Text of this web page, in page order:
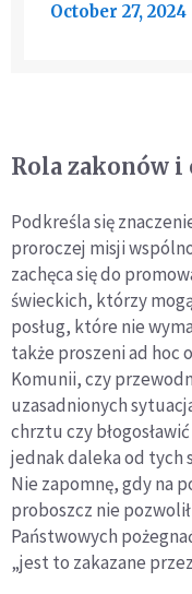
October 27, 2024
Rola zakonów
Podkreśla się
proroczej misji
zachęca się do
świeckich, którzy
posług, które nie
także proszeni ad hoc
Komunii, czy
uzasadnionych
chrztu czy
jednak daleka od tych
Nie zapomnę, gdy na
proboszcz nie
Państwowych
„jest to zakazane